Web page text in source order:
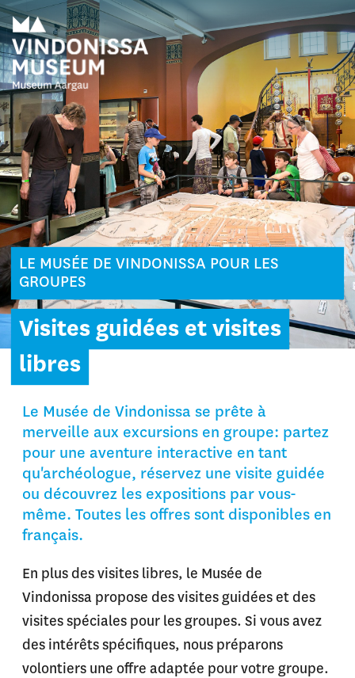
LE MUSÉE DE VINDONISSA POUR LES
GROUPES
Visites guidées et visites
libres
Le Musée de Vindonissa se prête à
merveille aux excursions en groupe: partez
pour une aventure interactive en tant
qu'archéologue, réservez une visite guidée
ou découvrez les expositions par vous-
même. Toutes les offres sont disponibles en
français.
En plus des visites libres, le Musée de
Vindonissa propose des visites guidées et des
visites spéciales pour les groupes. Si vous avez
des intérêts spécifiques, nous préparons
volontiers une offre adaptée pour votre groupe.